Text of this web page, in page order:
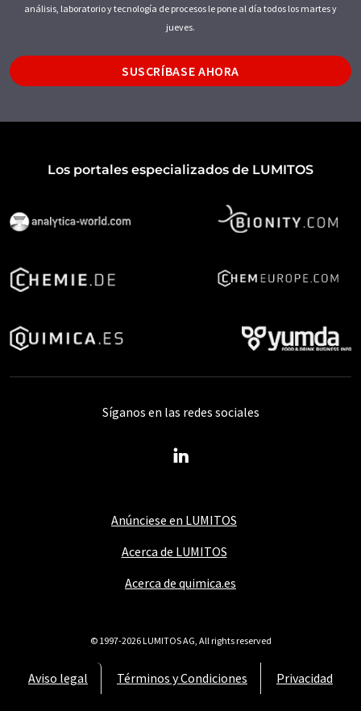
análisis, laboratorio y tecnología de procesos le pone al día todos los martes y
jueves.
SUSCRÍBASE AHORA
Los portales especializados de LUMITOS
Anúnciese en LUMITOS
Acerca de LUMITOS
Acerca de quimica.es
Aviso legal Términos y Condiciones Privacidad
Síganos en las redes sociales
© 1997-2026 LUMITOS AG, All rights reserved